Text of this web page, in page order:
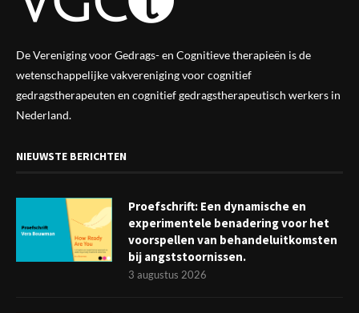
De Vereniging voor Gedrags- en Cognitieve therapieën is de
wetenschappelijke vakverenigingvoor cognitief
gedragstherapeuten en cognitief gedragstherapeutisch werkers in
Nederland.
NIEUWSTE BERICHTEN
Proefschrift: Een dynamische en
experimentele benadering voor het
voorspellen van behandeluitkomsten
bij angststoornissen.
3 augustus 2026